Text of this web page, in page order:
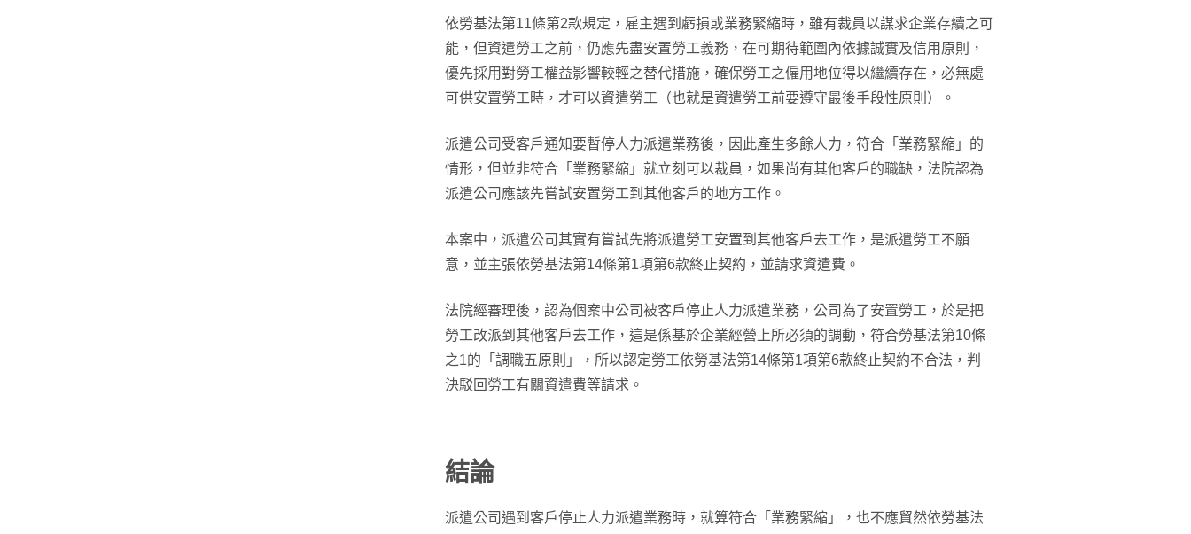
依勞基法第11條第2款規定，雇主遇到虧損或業務緊縮時，雖有裁員以謀求企業存續之可
能，但資遣勞工之前，仍應先盡安置勞工義務，在可期待範圍內依據誠實及信用原則，
優先採用對勞工權益影響較輕之替代措施，確保勞工之僱用地位得以繼續存在，必無處
可供安置勞工時，才可以資遣勞工（也就是資遣勞工前要遵守最後手段性原則）。
派遣公司受客戶通知要暫停人力派遣業務後，因此產生多餘人力，符合「業務緊縮」的
情形，但並非符合「業務緊縮」就立刻可以裁員，如果尚有其他客戶的職缺，法院認為
派遣公司應該先嘗試安置勞工到其他客戶的地方工作。
本案中，派遣公司其實有嘗試先將派遣勞工安置到其他客戶去工作，是派遣勞工不願
意，並主張依勞基法第14條第1項第6款終止契約，並請求資遣費。
法院經審理後，認為個案中公司被客戶停止人力派遣業務，公司為了安置勞工，於是把
勞工改派到其他客戶去工作，這是係基於企業經營上所必須的調動，符合勞基法第10條
之1的「調職五原則」，所以認定勞工依勞基法第14條第1項第6款終止契約不合法，判
決駁回勞工有關資遣費等請求。
結論
派遣公司遇到客戶停止人力派遣業務時，就算符合「業務緊縮」，也不應貿然依勞基法